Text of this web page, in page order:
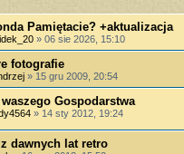
Pamiętacie? +aktualizacja
» 06 sie 2026, 15:10
fotografie
» 15 gru 2009, 20:54
Gospodarstwa
» 14 sty 2012, 19:24
dawnych lat retro